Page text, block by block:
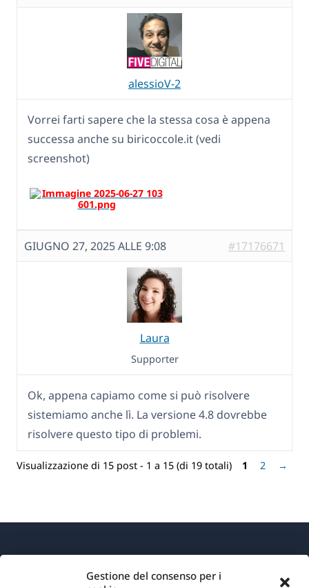
Gestione del consenso per i
alessioV-2
Vorrei farti sapere che la stessa cosa è appena
successa anche su biricoccole.it (vedi
screenshot)
GIUGNO 27, 2025 ALLE 9:08 #17176671
Laura
Supporter
Ok, appena capiamo come si può risolvere
sistemiamo anche lì. La versione 4.8 dovrebbe
risolvere questo tipo di problemi.
Visualizzazione di 15 post - 1 a 15 (di 19 totali) 1 2 →